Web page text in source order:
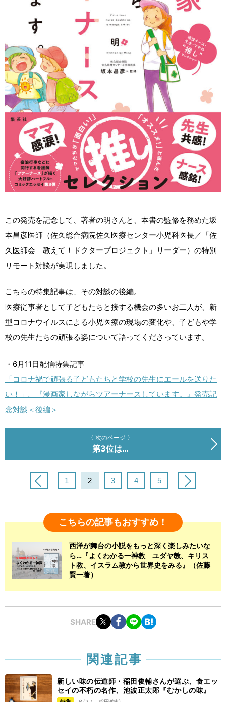
この発売を記念して、著者の明さんと、本書の監修を務めた坂
本昌彦医師（佐久総合病院佐久医療センター小児科医長／「佐
久医師会 教えて！ドクタープロジェクト」リーダー）の特別
リモート対談が実現しました。
こちらの特集記事は、その対談の後編。
医療従事者として子どもたちと接する機会の多いお二人が、新
型コロナウイルスによる小児医療の現場の変化や、子どもや学
校の先生たちの頑張る姿について語ってくださっています。
・6月11日配信特集記事
「コロナ禍で頑張る子どもたちと学校の先生にエールを送りた
い！」。『漫画家しながらツアーナースしています。』発売記
念対談＜後編＞
〈 次のページ 〉
第3位は…
1 2 3 4 5
こちらの記事もおすすめ！
西洋が舞台の小説をもっと深く楽しみたいな
ら…『よくわかる一神教 ユダヤ教、キリス
ト教、イスラム教から世界史をみる』（佐藤
賢一著）
SHARE
関連記事
新しい味の伝道師・稲田俊輔さんが選ぶ、食エッ
セイの不朽の名作、池波正太郎『むかしの味』